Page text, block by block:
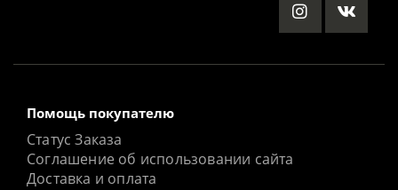
Помощь покупателю
Статус Заказа
Соглашение об использовании сайта
Доставка и оплата